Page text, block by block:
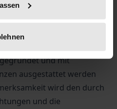
in Angers.
der einzelnen
auf die
und mit
ausgestattet werden
wird den durch
und die